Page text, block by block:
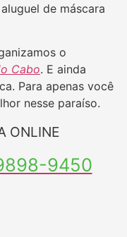
de máscara
o
Cabo. E ainda
Para apenas você
nesse paraíso.
ONLINE
9450